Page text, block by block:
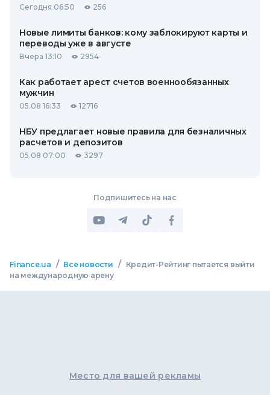
Сегодня 06:50 256
Новые лимиты банков: кому заблокируют карты и
переводы уже в августе
Вчера 13:10 2954
Как работает арест счетов военнообязанных
мужчин
05.08 16:33 12716
НБУ предлагает новые правила для безналичных
расчетов и депозитов
05.08 07:00 3297
Подпишитесь на нас
Finance.ua / Все новости /
Кредит-Рейтинг пытается выйти
на международную арену
Место для вашей рекламы